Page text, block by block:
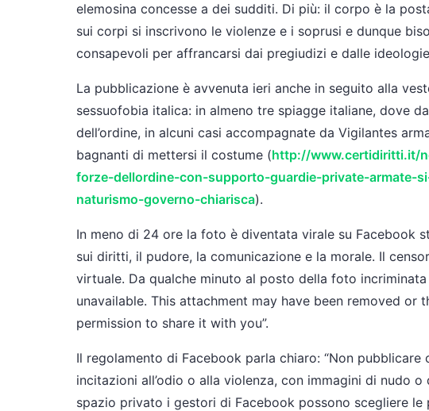
elemosina concesse a dei sudditi. Di più: il corpo è la
sui corpi si inscrivono le violenze e i soprusi e dunque
consapevoli per affrancarsi dai pregiudizi e dalle
La pubblicazione è avvenuta ieri anche in seguito alla
sessuofobia italica: in almeno tre spiagge italiane, dove
dell’ordine, in alcuni casi accompagnate da Vigilantes
bagnanti di mettersi il costume (http://www.certidiritti.it/
forze-dellordine-con-supporto-guardie-private-armate-
naturismo-governo-chiarisca).
In meno di 24 ore la foto è diventata virale su Facebook
sui diritti, il pudore, la comunicazione e la morale. Il
virtuale. Da qualche minuto al posto della foto
unavailable. This attachment may have been removed or
permission to share it with you”.
Il regolamento di Facebook parla chiaro: “Non
incitazioni all’odio o alla violenza, con immagini di nudo
spazio privato i gestori di Facebook possono scegliere